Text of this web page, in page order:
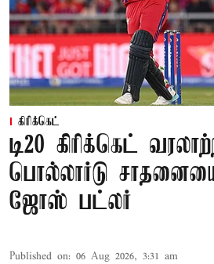
கிரிக்கெட்
டி20 கிரிக்கெட்
பொல்லார்டு
ஜோஸ் பட்லர்
Published on: 06 Aug 2026, 3:31 am